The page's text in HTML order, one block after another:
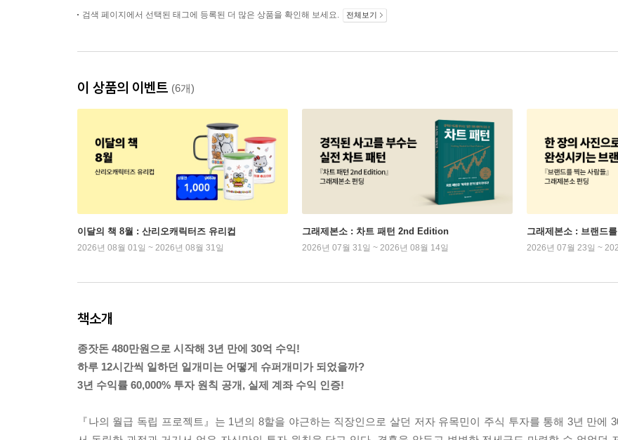
검색 페이지에서 선택된 태그에 등록된 더 많은 상품을 확인해 보세요. 전체보기
이 상품의 이벤트 (6개)
이달의 책 8월 : 산리오캐릭터즈 유리컵
2026년 08월 01일 ~ 2026년 08월 31일
그래제본소 : 차트 패턴 2nd Edition
2026년 07월 31일 ~ 2026년 08월 14일
그래제본소 : 브랜드
2026년 07월 23일 ~
책소개
종잣돈 480만원으로 시작해 3년 만에 30억 수익!
하루 12시간씩 일하던 일개미는 어떻게 슈퍼개미가 되었을까?
3년 수익률 60,000% 투자 원칙 공개, 실제 계좌 수익 인증!
『나의 월급 독립 프로젝트』는 1년의 8할을 야근하는 직장인으로 살던 저자 유목민이 주식 투자를 통해 3년 만에